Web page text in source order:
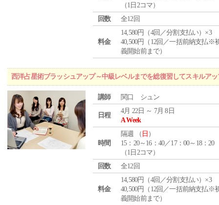
（1日2コマ）
回数
全12回
料金
14,580円（4回／分割支払い）×3
40,500円（12回／一括前納支払※
義開始前まで）
西洋占星術ブラッシュアップ～中級レベルまでを総復習してスキルア
講師 関口 シュン
日程
4月 22日 ～ 7月 8日
A Week
時間
隔週 （ 日 ）
15：20～16：40／17：00～18：20
（1日2コマ）
回数
全12回
料金
14,580円（4回／分割支払い）×3
40,500円（12回／一括前納支払※
義開始前まで）